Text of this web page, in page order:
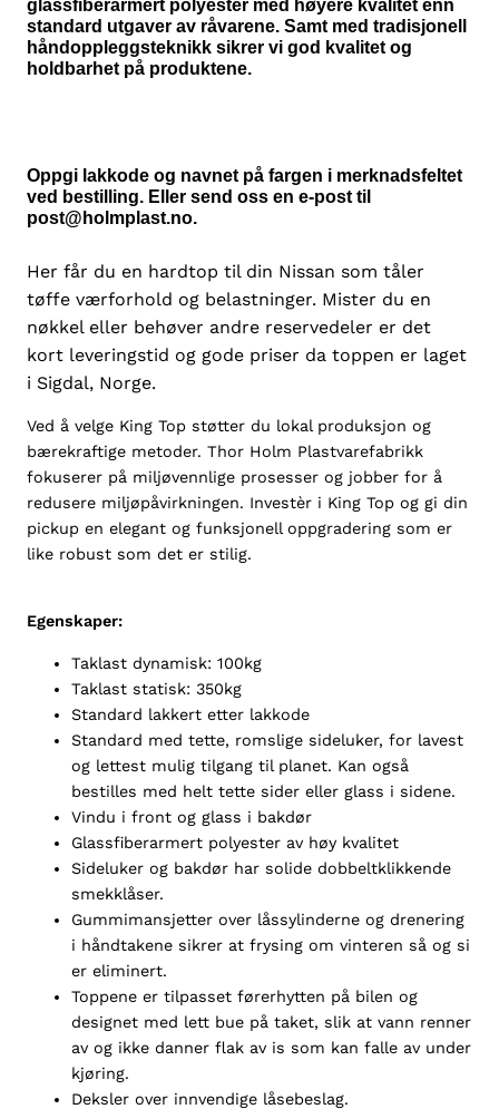
s
a
n
C
2
0
1
glassfiberarmert polyester med høyere kvalitet enn
standard utgaver av råvarene. Samt med tradisjonell
håndoppleggsteknikk sikrer vi god kvalitet og
holdbarhet på produktene.
Oppgi lakkode og navnet på fargen i merknadsfeltet
ved bestilling. Eller send oss en e-post til
post@holmplast.no.
Her får du en hardtop til din Nissan som tåler
tøffe værforhold og belastninger. Mister du en
nøkkel eller behøver andre reservedeler er det
kort leveringstid og gode priser da toppen er laget
i Sigdal, Norge.
Ved å velge King Top støtter du lokal produksjon og
bærekraftige metoder. Thor Holm Plastvarefabrikk
fokuserer på miljøvennlige prosesser og jobber for å
redusere miljøpåvirkningen. Investèr i King Top og gi din
pickup en elegant og funksjonell oppgradering som er
like robust som det er stilig.
Egenskaper:
Taklast dynamisk: 100kg
Taklast statisk: 350kg
Standard lakkert etter lakkode
Standard med tette, romslige sideluker, for lavest
og lettest mulig tilgang til planet. Kan også
bestilles med helt tette sider eller glass i sidene.
Vindu i front og glass i bakdør
Glassfiberarmert polyester av høy kvalitet
Sideluker og bakdør har solide dobbeltklikkende
smekklåser.
Gummimansjetter over låssylinderne og drenering
i håndtakene sikrer at frysing om vinteren så og si
er eliminert.
Toppene er tilpasset førerhytten på bilen og
designet med lett bue på taket, slik at vann renner
av og ikke danner flak av is som kan falle av under
kjøring.
Deksler over innvendige låsebeslag.